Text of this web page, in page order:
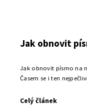
Jak obnovit
Jak obnovit písmo na
Časem se i ten
Celý článek